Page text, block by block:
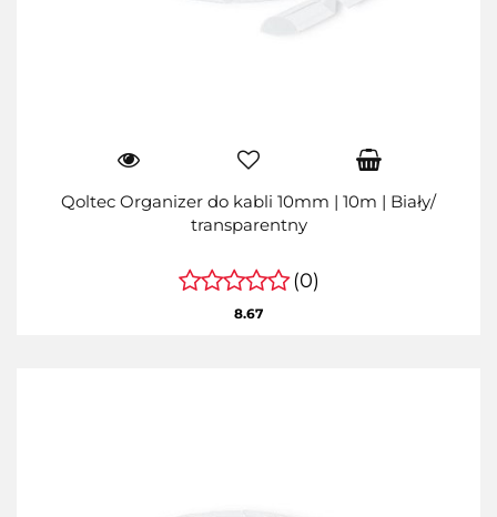
Qoltec Organizer do kabli 10mm | 10m | Biały/
transparentny
(0)
8.67